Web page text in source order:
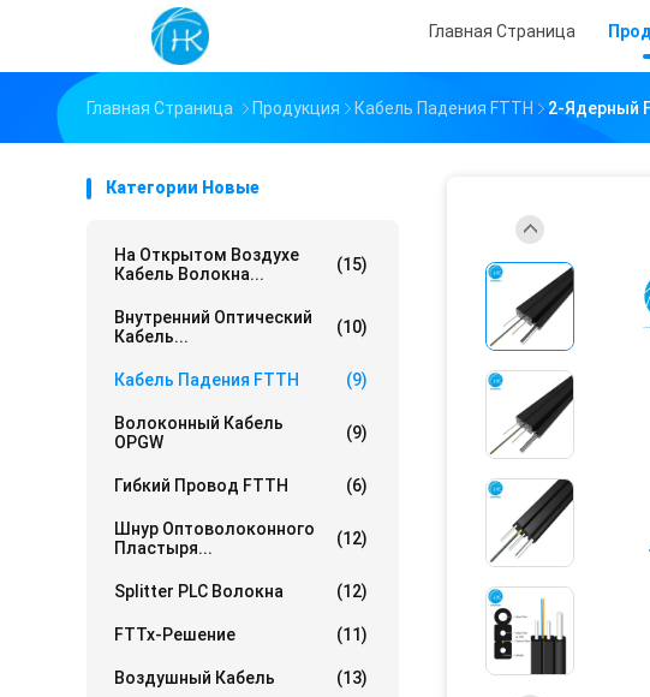
Главная Страница
Главная Страница Продукция Кабель Падения FTTH 2-Ядерный
Категории Новые
На Открытом Воздухе
Кабель Волокна...
(15)
Внутренний Оптический
Кабель...
(10)
Кабель Падения FTTH (9)
Волоконный Кабель
OPGW
(9)
Гибкий Провод FTTH (6)
Шнур Оптоволоконного
Пластыря...
(12)
Splitter PLC Волокна (12)
FTTx-Решение (11)
Воздушный Кабель (13)